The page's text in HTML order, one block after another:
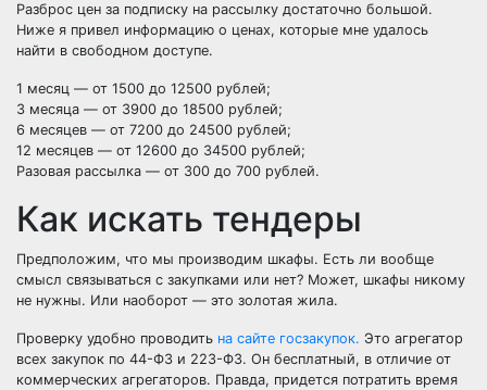
Разброс цен за подписку на рассылку достаточно большой.
Ниже я привел информацию о ценах, которые мне удалось
найти в свободном доступе.
1 месяц — от 1500 до 12500 рублей;
3 месяца — от 3900 до 18500 рублей;
6 месяцев — от 7200 до 24500 рублей;
12 месяцев — от 12600 до 34500 рублей;
Разовая рассылка — от 300 до 700 рублей.
Как искать тендеры
Предположим, что мы производим шкафы. Есть ли вообще
смысл связываться с закупками или нет? Может, шкафы никому
не нужны. Или наоборот — это золотая жила.
Проверку удобно проводить на сайте госзакупок. Это агрегатор
всех закупок по 44-ФЗ и 223-ФЗ. Он бесплатный, в отличие от
коммерческих агрегаторов. Правда, придется потратить время